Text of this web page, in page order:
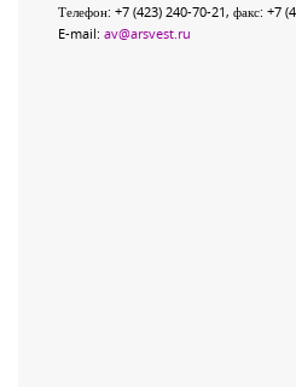
Телефон: +7 (423) 240-70-21, факс: +7
E-mail: av@arsvest.ru